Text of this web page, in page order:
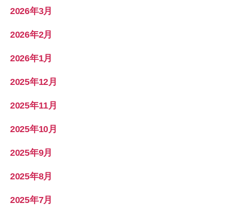
2026年3月
2026年2月
2026年1月
2025年12月
2025年11月
2025年10月
2025年9月
2025年8月
2025年7月